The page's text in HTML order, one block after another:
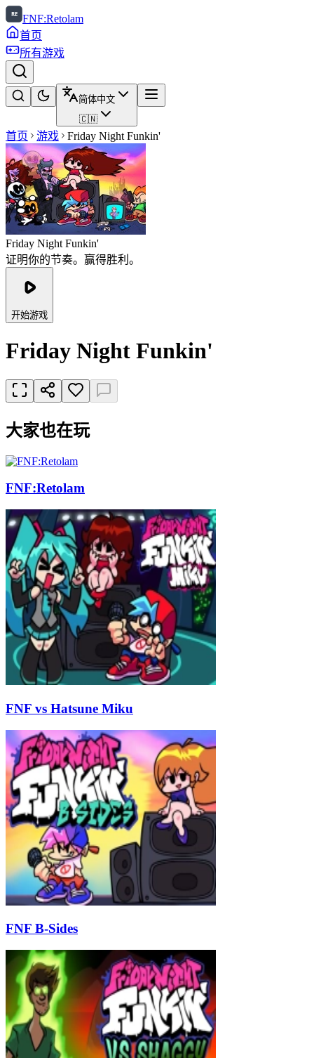
FNF:Retolam
首页
所有游戏
简体中文
🇨🇳
首页 游戏 Friday Night Funkin'
Friday Night Funkin'
证明你的节奏。赢得胜利。
开始游戏
Friday Night Funkin'
大家也在玩
FNF:Retolam
FNF vs Hatsune Miku
FNF B-Sides